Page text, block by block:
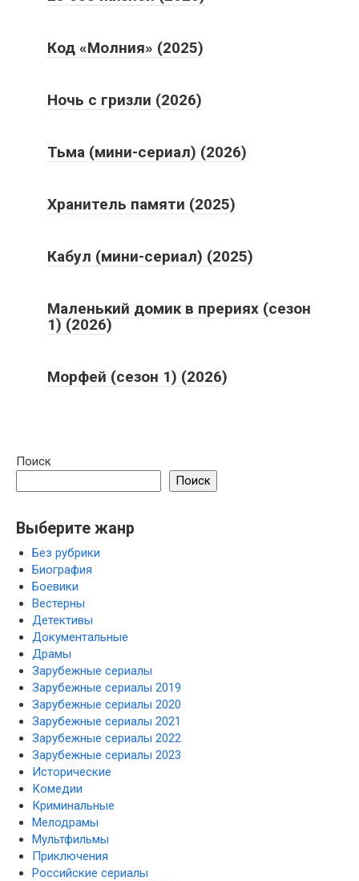
Код «Молния» (2025)
Ночь с гризли (2026)
Тьма (мини-сериал) (2026)
Хранитель памяти (2025)
Кабул (мини-сериал) (2025)
Маленький домик в прериях (сезон
1) (2026)
Морфей (сезон 1) (2026)
Поиск
Поиск
Выберите жанр
Без рубрики
Биография
Боевики
Вестерны
Детективы
Документальные
Драмы
Зарубежные сериалы
Зарубежные сериалы 2019
Зарубежные сериалы 2020
Зарубежные сериалы 2021
Зарубежные сериалы 2022
Зарубежные сериалы 2023
Исторические
Комедии
Криминальные
Мелодрамы
Мультфильмы
Приключения
Российские сериалы